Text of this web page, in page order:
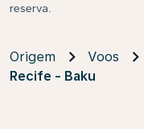
reserva.
Origem Voos
Recife - Baku